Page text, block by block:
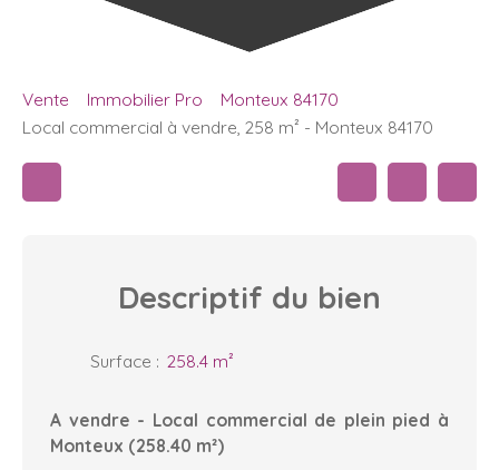
Vente Immobilier Pro
Monteux 84170
Local commercial à vendre, 258 m² - Monteux 84170
Descriptif du bien
Surface : 258.4 m²
A vendre - Local commercial de plein pied à
Monteux (258.40 m²)